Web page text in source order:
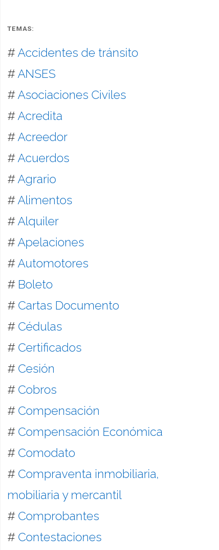
TEMAS:
# Accidentes de tránsito
# ANSES
# Asociaciones Civiles
# Acredita
# Acreedor
# Acuerdos
# Agrario
# Alimentos
# Alquiler
# Apelaciones
# Automotores
# Boleto
# Cartas Documento
# Cédulas
# Certificados
# Cesión
# Cobros
# Compensación
# Compensación Económica
# Comodato
# Compraventa inmobiliaria,
mobiliaria y mercantil
# Comprobantes
# Contestaciones